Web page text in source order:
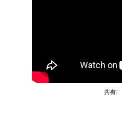
共有: